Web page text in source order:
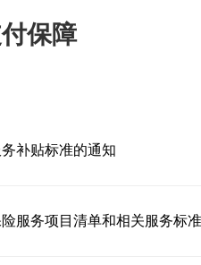
保障
补贴标准的通知
服务项目清单和相关服务标